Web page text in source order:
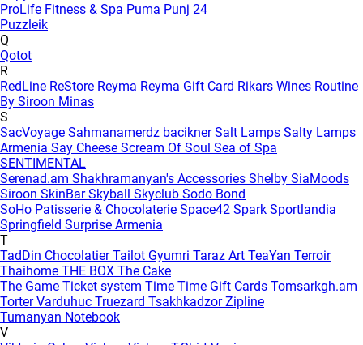
ProLife Fitness & Spa Puma Punj 24
Puzzleik
Q
Qotot
R
RedLine ReStore Reyma Reyma Gift Card Rikars Wines Routine
By Siroon Minas
S
SacVoyage Sahmanamerdz baciknerSalt Lamps Salty Lamps
Armenia Say Cheese Scream Of Soul Sea of Spa
SENTIMENTAL
Serenad.am Shakhramanyan's Accessories Shelby SiaMoods
Siroon SkinBarSkyball Skyclub Sodo Bond
SoHo Patisserie & Chocolaterie Space42 Spark Sportlandia
Springfield Surprise Armenia
T
TadDin ChocolatierTailot Gyumri Taraz Art TeaYan Terroir
Thaihome THE BOX The Cake
The Game Ticket system Time Time Gift Cards Tomsarkgh.am
Torter Varduhuc Truezard Tsakhkadzor Zipline
Tumanyan Notebook
V